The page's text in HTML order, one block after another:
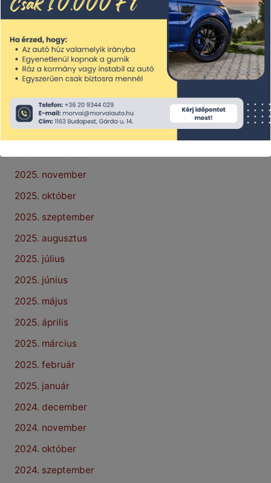
2026. július
2026. május
2026. április
2026. február
2026. január
2025. november
2025. október
2025. szeptember
2025. augusztus
2025. július
2025. június
2025. május
2025. április
2025. március
2025. február
2025. január
2024. december
2024. november
2024. október
2024. szeptember